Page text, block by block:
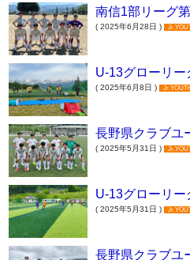
南信1部リーグ
( 2025年6月28日 )
U-13グローリー
( 2025年6月8日 )
長野県クラブユ
( 2025年5月31日 )
U-13グローリー
( 2025年5月31日 )
長野県クラブユ